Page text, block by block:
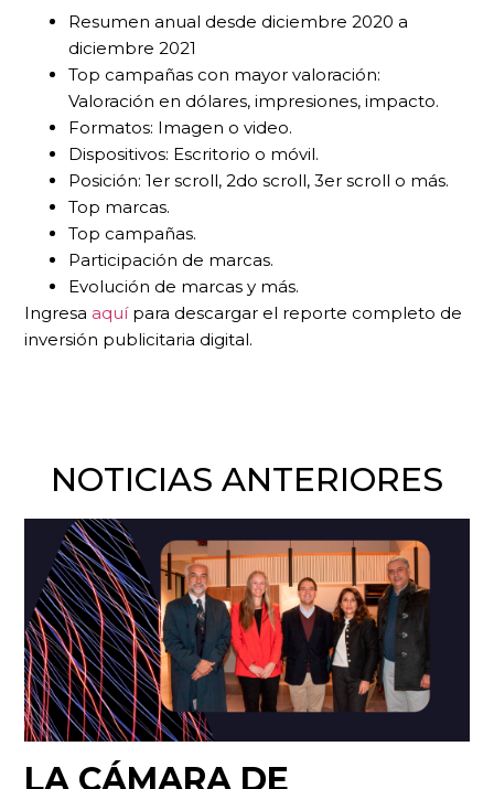
Resumen anual desde diciembre 2020 a
diciembre 2021
Top campañas con mayor valoración:
Valoración en dólares, impresiones, impacto.
Formatos: Imagen o video.
Dispositivos: Escritorio o móvil.
Posición: 1er scroll, 2do scroll, 3er scroll o más.
Top marcas.
Top campañas.
Participación de marcas.
Evolución de marcas y más.
Ingresa aquípara descargar el reporte completo de
inversión publicitaria digital.
NOTICIAS ANTERIORES
LA CÁMARA DE